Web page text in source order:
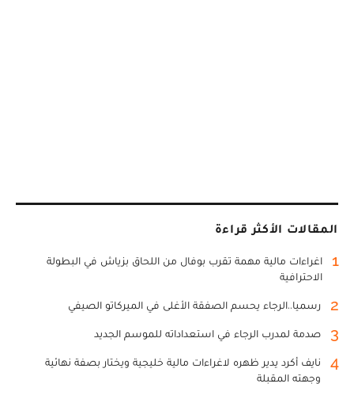
المقالات الأكثر قراءة
1
اغراءات مالية مهمة تقرب بوفال من اللحاق بزياش في البطولة
الاحترافية
2 رسميا..الرجاء يحسم الصفقة الأغلى في الميركاتو الصيفي
3 صدمة لمدرب الرجاء في استعداداته للموسم الجديد
4
نايف أكرد يدير ظهره لاغراءات مالية خليجية ويختار بصفة نهائية
وجهته المقبلة